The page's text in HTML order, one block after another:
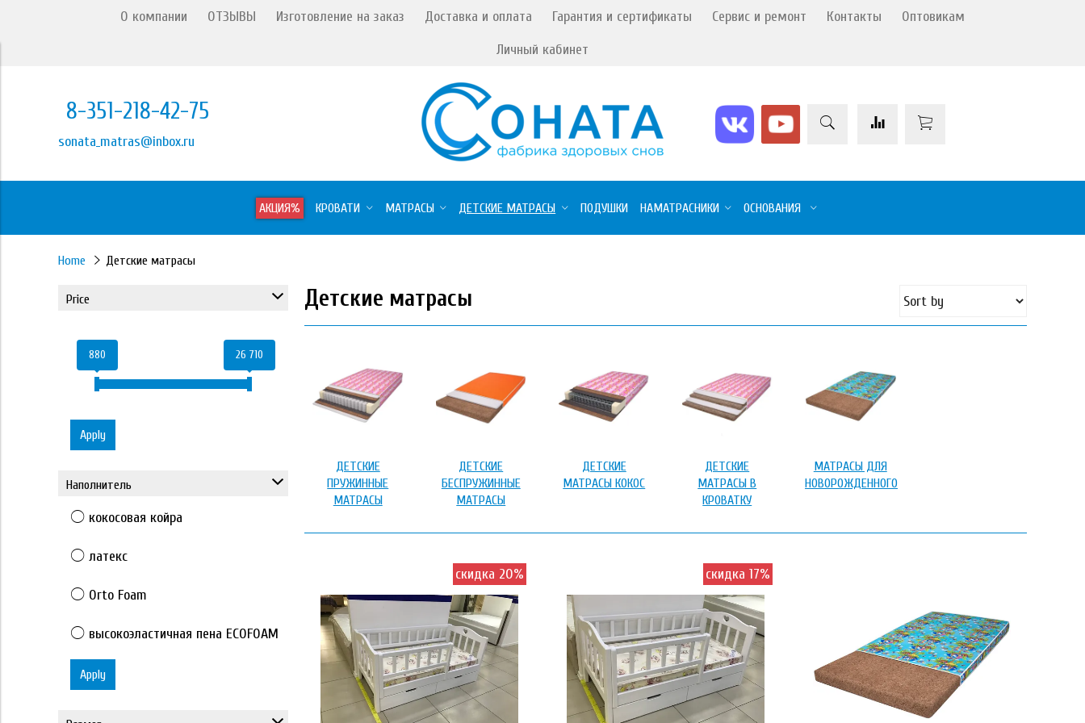
О компании ОТЗЫВЫ Изготовление на заказ Доставка и оплата Гарантия и сертификаты Сервис и ремонт Контакты
Оптовикам
Личный кабинет
8-351-218-42-75
sonata_matras@inbox.ru
АКЦИЯ% КРОВАТИ МАТРАСЫ ДЕТСКИЕ МАТРАСЫ ПОДУШКИ НАМАТРАСНИКИ ОСНОВАНИЯ
Home Детские матрасы
Price
880 26 710
Apply
Наполнитель
кокосовая койра
латекс
Orto Foam
высокоэластичная пена ECOFOAM
Apply
Детские матрасы
ДЕТСКИЕ
ПРУЖИННЫЕ
МАТРАСЫ
ДЕТСКИЕ
БЕСПРУЖИННЫЕ
МАТРАСЫ
ДЕТСКИЕ
МАТРАСЫ КОКОС
ДЕТСКИЕ
МАТРАСЫ В
КРОВАТКУ
МАТРАСЫ ДЛЯ
НОВОРОЖДЕННОГО
скидка 20% скидка 17%